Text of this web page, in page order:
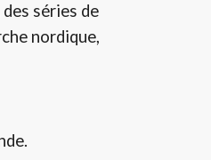
séries de
nordique,